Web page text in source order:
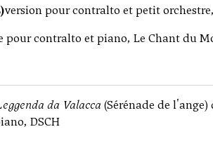
version pour contralto et petit
pour contralto et piano, Le Chant du
da Valacca(Sérénade de
DSCH